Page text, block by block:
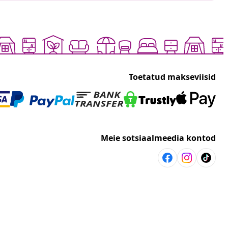
Toetatud makseviisid
Meie sotsiaalmeedia kontod